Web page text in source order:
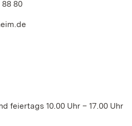
88 80
feiertags 10.00 Uhr – 17.00 Uhr